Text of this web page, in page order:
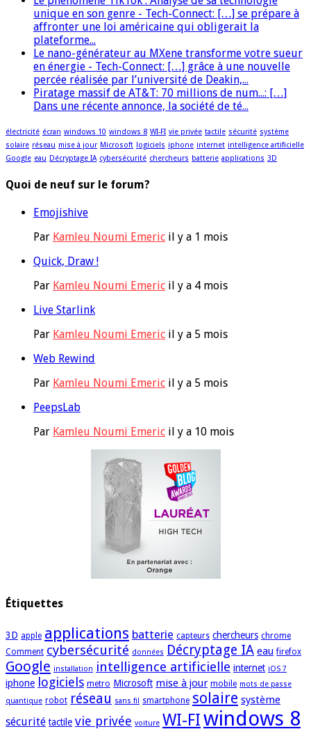
unique en son genre - Tech-Connect: […] se prépare à
affronter une loi américaine qui obligerait la
plateforme...
Le nano-générateur au MXene transforme votre sueur
en énergie - Tech-Connect: […] grâce à une nouvelle
percée réalisée par l’université de Deakin,...
Piratage massif de AT&T: 70 millions de num...: […]
Dans une récente annonce, la société de té...
électricité écran windows 10 windows 8 WI-FI vie privée tactile sécurité système
solaire réseau mise à jour Microsoft logiciels iphone internet intelligence artificielle
Google eau Décryptage IA cybersécurité chercheurs batterie applications 3D
Quoi de neuf sur le forum?
Emojishive
Par Kamleu Noumi Emeric il y a 1 mois
Quick, Draw !
Par Kamleu Noumi Emeric il y a 4 mois
Live Starlink
Par Kamleu Noumi Emeric il y a 5 mois
Web Rewind
Par Kamleu Noumi Emeric il y a 5 mois
PeepsLab
Par Kamleu Noumi Emeric il y a 10 mois
Étiquettes
3D apple applications batterie capteurs chercheurs chrome
Comment cybersécurité données Décryptage IA eau firefox
Google installation intelligence artificielle internet iOS 7
iphone logiciels metro Microsoft mise à jour mobile mots de passe
quantique robot réseau sans fil smartphone solaire système
sécurité tactile vie privée voiture WI-FIwindows 8